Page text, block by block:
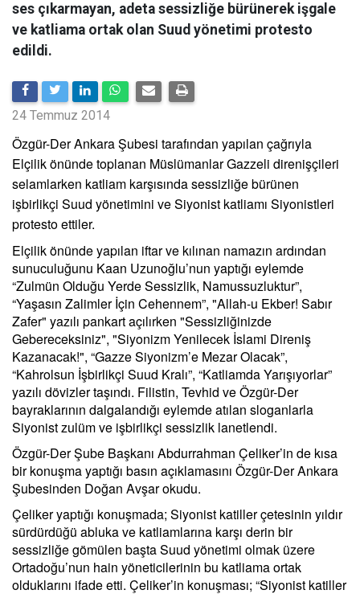
ses çıkarmayan, adeta sessizliğe bürünerek işgale
ve katliama ortak olan Suud yönetimi protesto
edildi.
24 Temmuz 2014
Özgür-Der Ankara Şubesi tarafından yapılan çağrıyla
Elçilik önünde toplanan Müslümanlar Gazzeli direnişçileri
selamlarken katliam karşısında sessizliğe bürünen
işbirlikçi Suud yönetimini ve Siyonist katliamı Siyonistleri
protesto ettiler.
Elçilik önünde yapılan iftar ve kılınan namazın ardından
sunuculuğunu Kaan Uzunoğlu’nun yaptığı eylemde
“Zulmün Olduğu Yerde Sessizlik, Namussuzluktur”,
“Yaşasın Zalimler İçin Cehennem”, "Allah-u Ekber! Sabır
Zafer" yazılı pankart açılırken "Sessizliğinizde
Gebereceksiniz", "Siyonizm Yenilecek İslami Direniş
Kazanacak!", “Gazze Siyonizm’e Mezar Olacak”,
“Kahrolsun İşbirlikçi Suud Kralı”, “Katliamda Yarışıyorlar”
yazılı dövizler taşındı. Filistin, Tevhid ve Özgür-Der
bayraklarının dalgalandığı eylemde atılan sloganlarla
Siyonist zulüm ve işbirlikçi sessizlik lanetlendi.
Özgür-Der Şube Başkanı Abdurrahman Çeliker’in de kısa
bir konuşma yaptığı basın açıklamasını Özgür-Der Ankara
Şubesinden Doğan Avşar okudu.
Çeliker yaptığı konuşmada; Siyonist katiller çetesinin yıldır
sürdürdüğü abluka ve katliamlarına karşı derin bir
sessizliğe gömülen başta Suud yönetimi olmak üzere
Ortadoğu’nun hain yöneticilerinin bu katliama ortak
olduklarını ifade etti. Çeliker’in konuşması; “Siyonist katiller